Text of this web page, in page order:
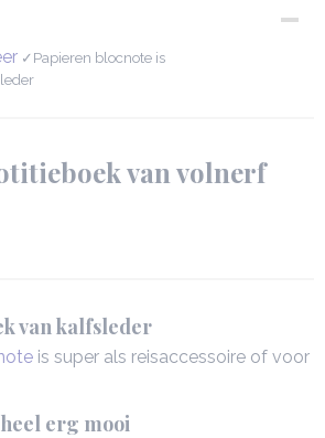
✓Papieren blocnote is
van volnerf
van kalfsleder
is super als reisaccessoire of voor
erg mooi